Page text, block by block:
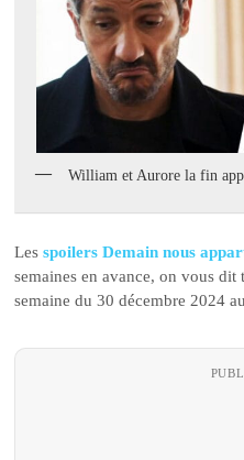
William et Aurore la fin
Lesspoilers Demain nous
semaines en avance, on vous dit
semaine du 30 décembre 2024